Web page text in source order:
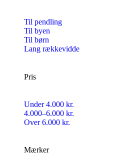
Til pendling
Til byen
Til børn
Lang rækkevidde
Pris
Under 4.000 kr.
4.000–6.000 kr.
Over 6.000 kr.
Mærker